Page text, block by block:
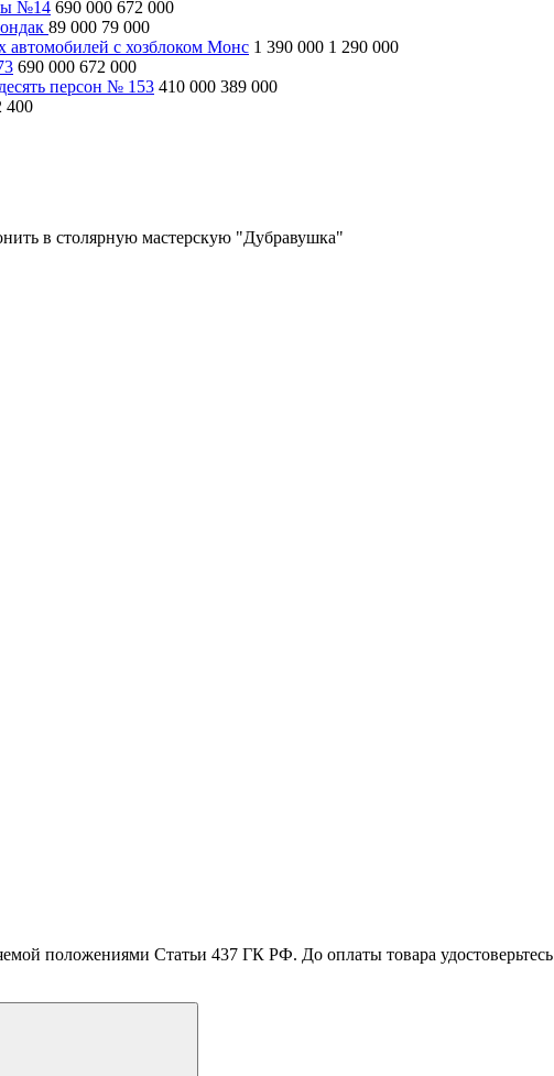
№14 690 000 672 000
89 000 79 000
автомобилей с хозблоком Монс 1 390 000 1 290 000
690 000 672 000
персон № 153 410 000 389 000
400
в столярную мастерскую "Дубравушка"
положениями Статьи 437 ГК РФ. До оплаты товара